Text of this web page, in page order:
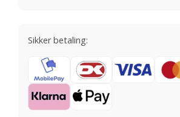
Sikker betaling: